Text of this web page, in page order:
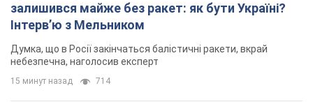
залишився майже без ракет: як бути Україні?
Інтерв’ю з Мельником
Думка, що в Росії закінчаться балістичні ракети, вкрай
небезпечна, наголосив експерт
15 минут назад 714